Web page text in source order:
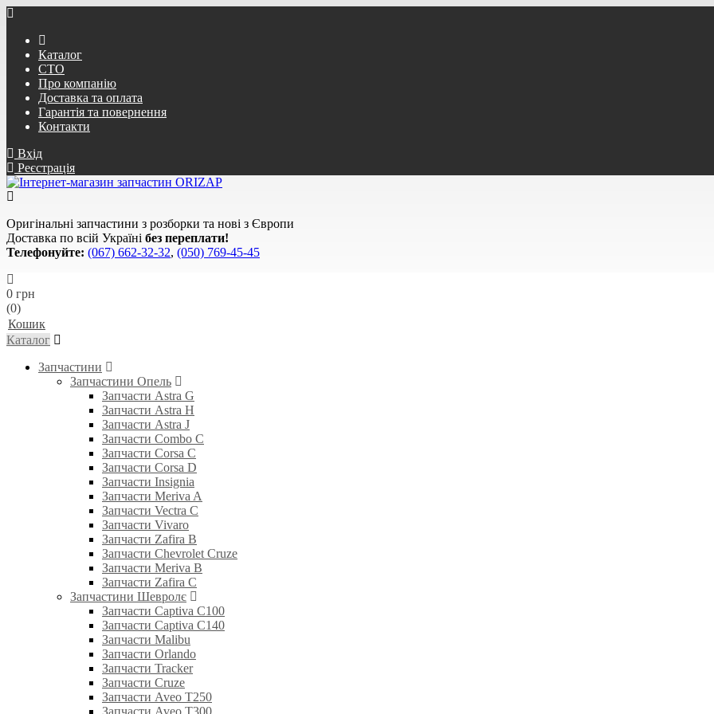
Каталог
СТО
Про компанію
Доставка та оплата
Гарантія та повернення
Контакти
Вхід
Реєстрація
Оригінальні запчастини з розборки та нові з Європи
Доставка по всій Україні без переплати!
Телефонуйте: (067) 662-32-32, (050) 769-45-45
0 грн
(0)
Кошик
Каталог
Запчастини
Запчастини Опель
Запчасти Astra G
Запчасти Astra H
Запчасти Astra J
Запчасти Combo C
Запчасти Corsa C
Запчасти Corsa D
Запчасти Insignia
Запчасти Meriva A
Запчасти Vectra C
Запчасти Vivaro
Запчасти Zafira B
Запчасти Chevrolet Cruze
Запчасти Meriva B
Запчасти Zafira C
Запчастини Шевролє
Запчасти Captiva C100
Запчасти Captiva C140
Запчасти Malibu
Запчасти Orlando
Запчасти Tracker
Запчасти Cruze
Запчасти Aveo T250
Запчасти Aveo T300